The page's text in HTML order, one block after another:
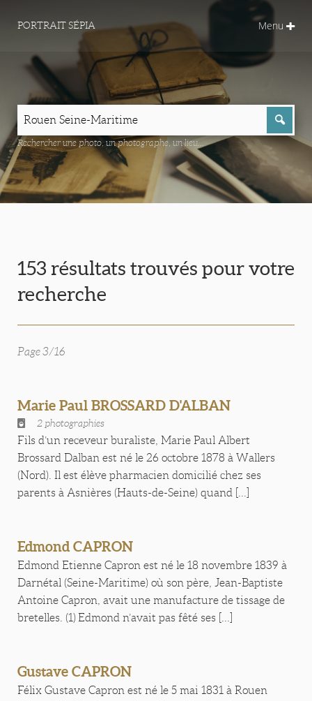
PORTRAIT SÉPIA Menu
Rechercher une photo, un photographe, un lieu...
153 résultats trouvés pour votre
recherche
Page 3/16
Marie Paul BROSSARD D'ALBAN
2 photographies
Fils d’un receveur buraliste, Marie Paul Albert
Brossard Dalban est né le 26 octobre 1878 à Wallers
(Nord). Il est élève pharmacien domicilié chez ses
parents à Asnières (Hauts-de-Seine) quand [...]
Edmond CAPRON
Edmond Etienne Capron est né le 18 novembre 1839 à
Darnétal (Seine-Maritime) où son père, Jean-Baptiste
Antoine Capron, avait une manufacture de tissage de
bretelles. (1) Edmond n’avait pas fêté ses [...]
Gustave CAPRON
Félix Gustave Capron est né le 5 mai 1831 à Rouen